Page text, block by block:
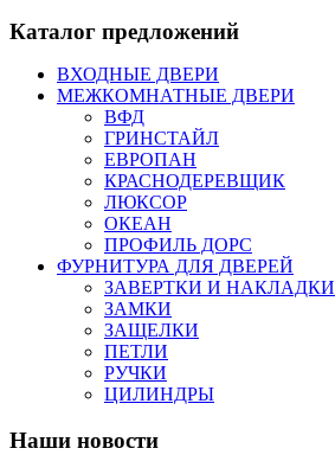
Каталог предложений
ВХОДНЫЕ ДВЕРИ
МЕЖКОМНАТНЫЕ ДВЕРИ
ВФД
ГРИНСТАЙЛ
ЕВРОПАН
КРАСНОДЕРЕВЩИК
ЛЮКСОР
ОКЕАН
ПРОФИЛЬ ДОРС
ФУРНИТУРА ДЛЯ ДВЕРЕЙ
ЗАВЕРТКИ И НАКЛАДКИ
ЗАМКИ
ЗАЩЕЛКИ
ПЕТЛИ
РУЧКИ
ЦИЛИНДРЫ
Наши новости